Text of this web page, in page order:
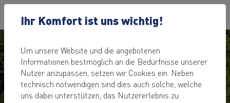
Ihr Komfort ist uns wichtig!
Um unsere Website und die angebotenen
Informationen bestmöglich an die Bedürfnisse unserer
Nutzer anzupassen, setzen wir Cookies ein. Neben
technisch notwendigen sind dies auch solche, welche
uns dabei unterstützen, das Nutzererlebnis zu